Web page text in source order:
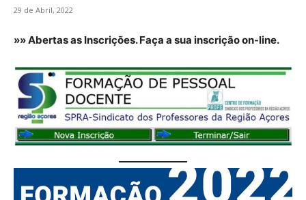
29 de Abril, 2022
»» Abertas as Inscrições. Faça a sua inscrição on-line.